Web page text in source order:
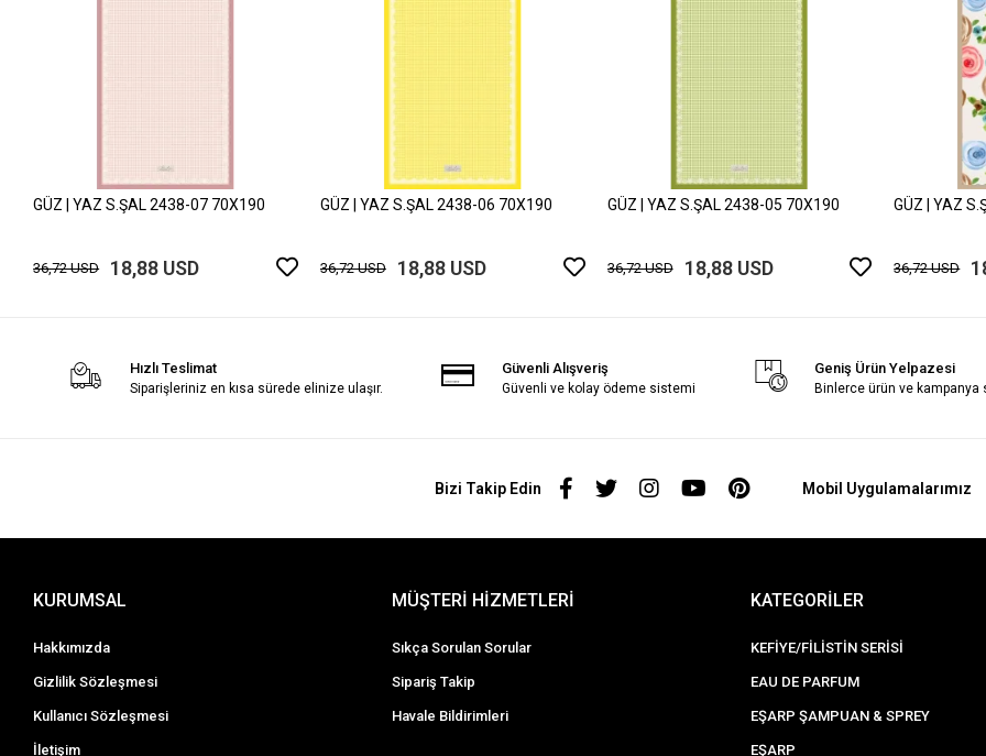
GÜZ | YAZ S.ŞAL 2438-07 70X190
36,72 USD 18,88 USD
GÜZ | YAZ S.ŞAL 2438-06 70X190
36,72 USD 18,88 USD
GÜZ | YAZ S.ŞAL 2438-05 70X190
36,72 USD 18,88 USD
GÜZ | YAZ
36,72 USD
Hızlı Teslimat
Siparişleriniz en kısa sürede elinize ulaşır.
Güvenli Alışveriş
Güvenli ve kolay ödeme sistemi
Geniş Ürün Yelpazesi
Binlerce ürün ve kampanya
Bizi Takip Edin Mobil Uygulamalarımız
KURUMSAL
Hakkımızda
Gizlilik Sözleşmesi
Kullanıcı Sözleşmesi
İletişim
MÜŞTERİ HİZMETLERİ
Sıkça Sorulan Sorular
Sipariş Takip
Havale Bildirimleri
KATEGORİLER
KEFİYE/FİLİSTİN SERİSİ
EAU DE PARFUM
EŞARP ŞAMPUAN & SPREY
EŞARP